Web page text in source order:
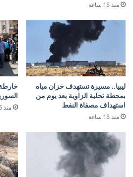
منذ 15 ساعة
ليبيا.. مسيرة تستهدف خزان مياه
بمحطة تحلية الزاوية بعد يوم من
استهداف مصفاة النفط
منذ 15 ساعة
منذ 16 ساعة